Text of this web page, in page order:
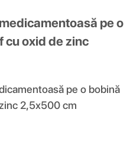
pe o
cu oxid de zinc